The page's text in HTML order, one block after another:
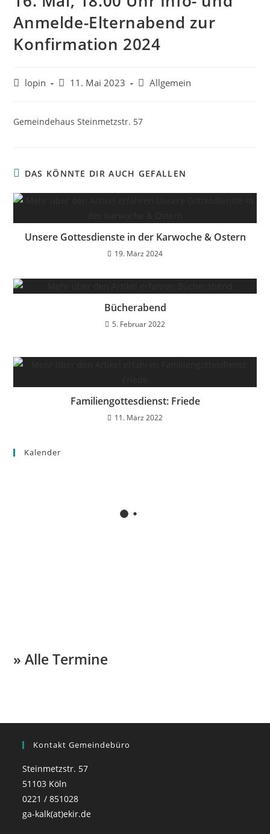
Anmelde-Elternabend zur
Konfirmation 2024
Beitrags-
lopin
Beitrag
11. Mai 2023
Beitrags-
Allgemein
Gemeindehaus Steinmetzstr. 57
DAS KÖNNTE DIR AUCH GEFALLEN
Unsere Gottesdienste in der Karwoche & Ostern
19. März 2024
Bücherabend
5. Februar 2022
Familiengottesdienst: Friede
11. März 2022
Kalender
» Alle Termine
Kontakt Gemeindebüro
Steinmetzstr. 57
51103 Köln
0221 / 851028
ga-kalk(at)ekir.de